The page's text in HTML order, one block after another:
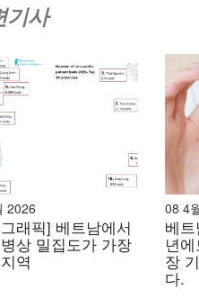
료 시장은 재정적 제약, 인
다. 그러나 이러한 장벽은
제공합니다. 긴급 수요는 두
염성 질환(NCD): 유병률은
다[7]. 이는 지역사회 선별
보건: 생후 첫 1,000일 동
수적인 요구 사항입니다.
기사
2026
래픽] 베트남에서
상 밀집도가 가장
역
08 4
베
년
장
다.